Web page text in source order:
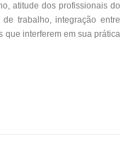
atitude dos profissionais do
trabalho, integração entre
que interferem em sua prática